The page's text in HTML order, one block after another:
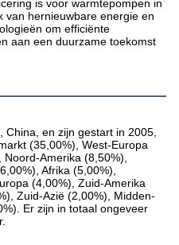
is voor warmtepompen in
van hernieuwbare energie en
om efficiënte
aan een duurzame toekomst
China, en zijn gestart in 2005,
(35,00%), West-Europa
Amerika (8,50%),
Afrika (5,00%),
(4,00%), Zuid-Amerika
Zuid-Azië (2,00%), Midden-
Er zijn in totaal ongeveer